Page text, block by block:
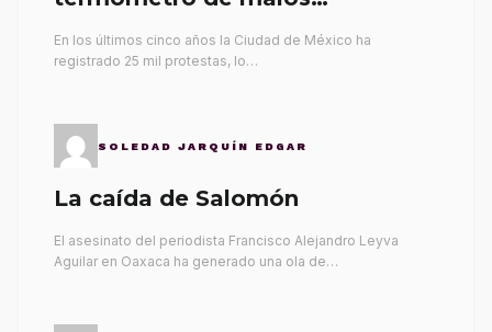
En los últimos cinco años la Ciudad de México ha
registrado 25 mil protestas, lo…
SOLEDAD JARQUÍN EDGAR
La caída de Salomón
El asesinato del periodista Francisco Alejandro Leyva
Aguilar en Oaxaca ha generado una ola de…